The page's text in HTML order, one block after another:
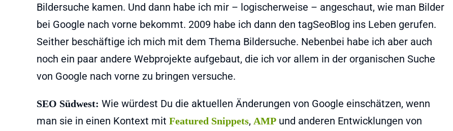
Bildersuche kamen. Und dann habe ich mir – logischerweise – angeschaut, wie man Bilder
bei Google nach vorne bekommt. 2009 habe ich dann den tagSeoBlog ins Leben gerufen.
Seither beschäftige ich mich mit dem Thema Bildersuche. Nebenbei habe ich aber auch
noch ein paar andere Webprojekte aufgebaut, die ich vor allem in der organischen Suche
von Google nach vorne zu bringen versuche.
SEO Südwest: Wie würdest Du die aktuellen Änderungen von Google einschätzen, wenn
man sie in einen Kontext mit Featured Snippets, AMP und anderen Entwicklungen von